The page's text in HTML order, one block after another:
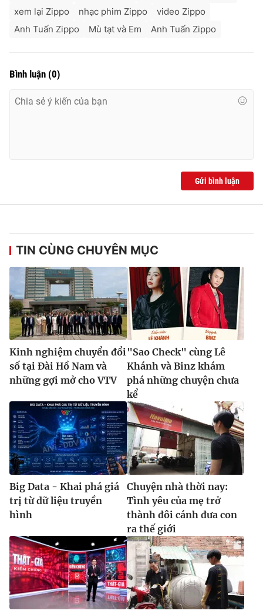
xem lại Zippo
nhạc phim Zippo
video Zippo
Anh Tuấn Zippo
Mù tạt và Em Anh Tuấn Zippo
Bình luận (0)
Gửi bình luận
TIN CÙNG CHUYÊN MỤC
Kinh nghiệm chuyển đổi
số tại Đài Hồ Nam và
những gợi mở cho VTV
"Sao Check" cùng Lê
Khánh và Binz khám
phá những chuyện chưa
kể
Big Data - Khai phá giá
trị từ dữ liệu truyền
hình
Chuyện nhà thời nay:
Tình yêu của mẹ trở
thành đôi cánh đưa con
ra thế giới